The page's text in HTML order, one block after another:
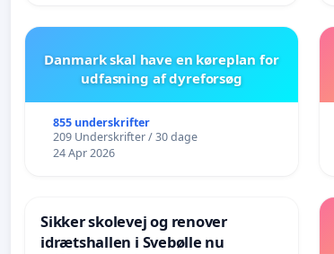
Danmark skal have en køreplan for
udfasning af dyreforsøg
855 underskrifter
209 Underskrifter / 30 dage
24 Apr 2026
Sikker skolevej og renover
idrætshallen i Svebølle nu